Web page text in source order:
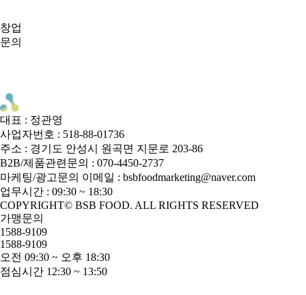
창업
문의
대표 : 정관영
사업자번호 : 518-88-01736
주소 : 경기도 안성시 원곡면 지문로 203-86
B2B/제품관련문의 : 070-4450-2737
마케팅/광고문의 이메일 : bsbfoodmarketing@naver.com
업무시간 : 09:30 ~ 18:30
COPYRIGHT© BSB FOOD. ALL RIGHTS RESERVED
가맹문의
1588-9109
1588-9109
오전 09:30 ~ 오후 18:30
점심시간 12:30 ~ 13:50